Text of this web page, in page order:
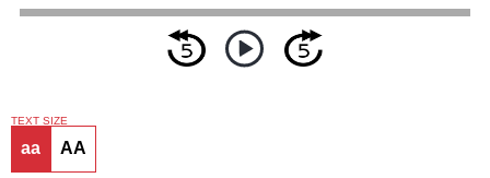
TEXT SIZE
aa AA